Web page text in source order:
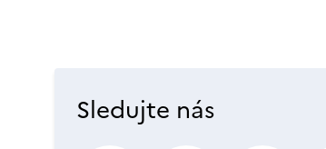
Sledujte nás